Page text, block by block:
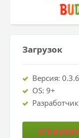
Загрузок
Версия: 0.3.6
OS: 9+